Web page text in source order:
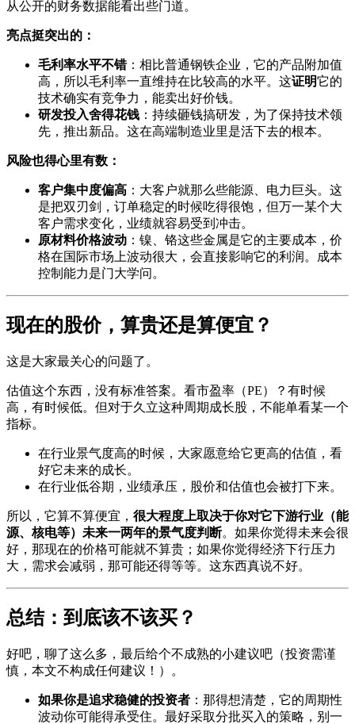
从公开的财务数据能看出些门道。
亮点挺突出的：
毛利率水平不错：相比普通钢铁企业，它的产品附加值
高，所以毛利率一直维持在比较高的水平。这证明它的
技术确实有竞争力，能卖出好价钱。
研发投入舍得花钱 ：持续砸钱搞研发，为了保持技术领
先，推出新品。这在高端制造业里是活下去的根本。
风险也得心里有数：
客户集中度偏高 ：大客户就那么些能源、电力巨头。这
是把双刃剑，订单稳定的时候吃得很饱，但万一某个大
客户需求变化，业绩就容易受到冲击。
原材料价格波动 ：镍、铬这些金属是它的主要成本，价
格在国际市场上波动很大，会直接影响它的利润。成本
控制能力是门大学问。
现在的股价，算贵还是算便宜？
这是大家最关心的问题了。
估值这个东西，没有标准答案。看市盈率（PE）？有时候
高，有时候低。但对于久立这种周期成长股，不能单看某一个
指标。
在行业景气度高的时候，大家愿意给它更高的估值，看
好它未来的成长。
在行业低谷期，业绩承压，股价和估值也会被打下来。
所以，它算不算便宜， 很大程度上取决于你对它下游行业（能
源、核电等）未来一两年的景气度判断。如果你觉得未来会很
好，那现在的价格可能就不算贵；如果你觉得经济下行压力
大，需求会减弱，那可能还得等等。这东西真说不好。
总结：到底该不该买？
好吧，聊了这么多，最后给个不成熟的小建议吧（投资需谨
慎，本文不构成任何建议！）。
如果你是追求稳健的投资者 ：那得想清楚，它的周期性
波动你可能得承受住。最好采取分批买入的策略，别一